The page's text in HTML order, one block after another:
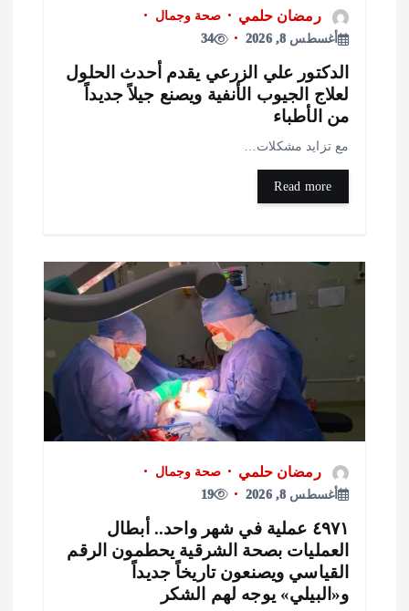
رمضان حلمي
صحة وجمال
أغسطس 8, 2026
34
علي الزرعي يقدم أحدث الحلول
الجيوب الأنفية ويصنع جيلاً جديداً
الأطباء
تزايد مشكلات…
رمضان حلمي
صحة وجمال
أغسطس 8, 2026
19
٤٩٧١ عملية في شهر واحد.. أبطال
بصحة الشرقية يحطمون الرقم
ويصنعون تاريخاً جديداً
يوجه لهم الشكر